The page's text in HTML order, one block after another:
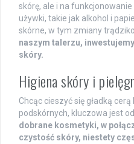
skórę, ale i na
używki, takie jak alkohol i
skórne, w tym zmiany
naszym talerzu,
skóry.
Higiena skóry i
Chcąc cieszyć się gładką
podskórnych, kluczowa jest
dobrane kosmetyki, w
czystość skóry, niestety